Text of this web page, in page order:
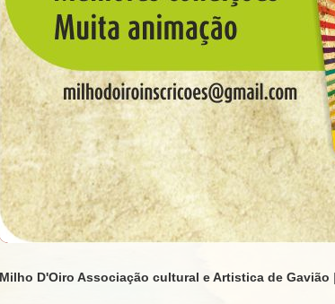
Milho D'Oiro Associação cultural e Artistica de Gavião